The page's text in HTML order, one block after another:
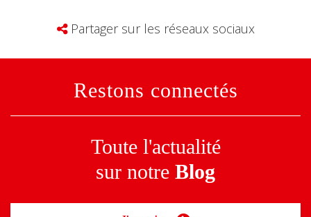
Partager sur les réseaux sociaux
Restons connectés
Toute l'actualité
sur notre Blog